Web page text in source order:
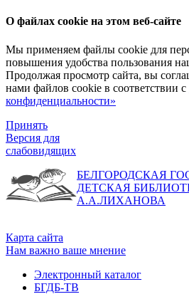
О файлах cookie на этом веб-сайте
Мы применяем файлы cookie для
повышения удобства пользования
Продолжая просмотр сайта, вы
нами файлов cookie в соответствии с
конфиденциальности»
Принять
Версия для
слабовидящих
БЕЛГОРОДСКАЯ
ДЕТСКАЯ
А.А.ЛИХАНОВА
Карта сайта
Нам важно ваше мнение
Электронный каталог
БГДБ-ТВ